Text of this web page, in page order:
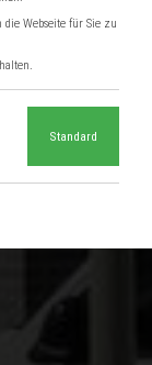
die Webseite für Sie zu
Standard